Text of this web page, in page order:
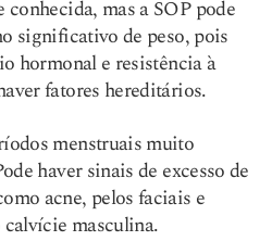
mas a SOP pode
significativo de peso, pois
hormonal e resistência à
fatores hereditários.
menstruais muito
haver sinais de excesso de
acne, pelos faciais e
masculina.